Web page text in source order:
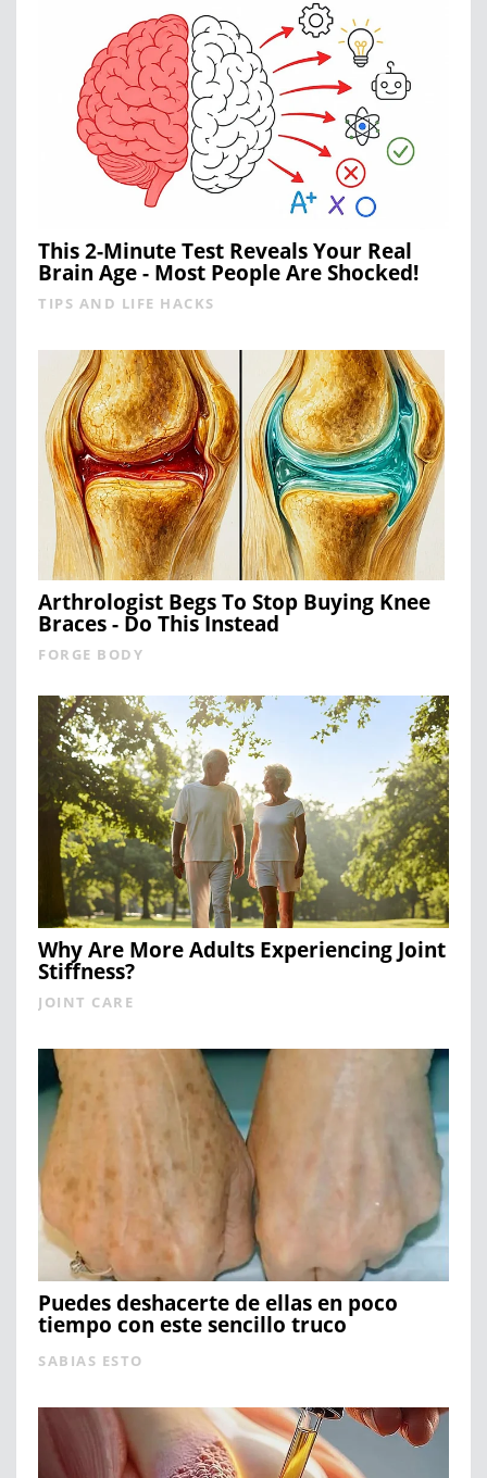
This 2-Minute Test Reveals Your Real
Brain Age - Most People Are Shocked!
TIPS AND LIFE HACKS
Arthrologist Begs To Stop Buying Knee
Braces - Do This Instead
FORGE BODY
Why Are More Adults Experiencing Joint
Stiffness?
JOINT CARE
Puedes deshacerte de ellas en poco
tiempo con este sencillo truco
SABIAS ESTO